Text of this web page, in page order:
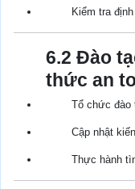
Kiểm tra
6.2 Đào
thức an
Tổ chức đào
Cập nhật
Thực hành